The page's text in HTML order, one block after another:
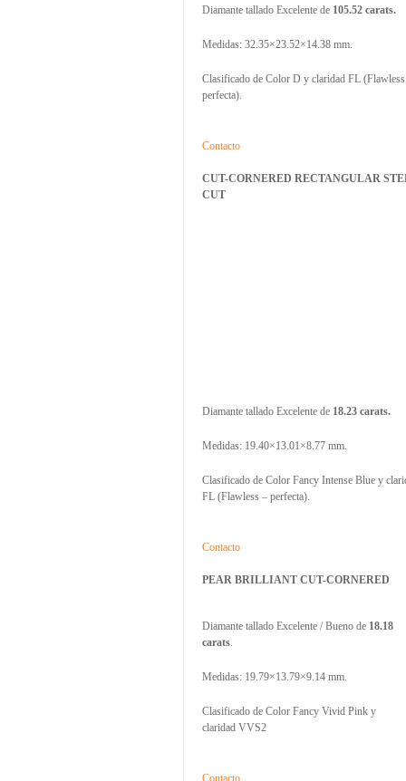
Diamante tallado Excelente de 105.52 carats.
Medidas: 32.35×23.52×14.38 mm.
Clasificado de Color D y claridad FL
perfecta).
Contacto
CUT-CORNERED RECTANGULAR
CUT
Diamante tallado Excelente de 18.23 carats.
Medidas: 19.40×13.01×8.77 mm.
Clasificado de Color Fancy Intense Blue y
FL (Flawless – perfecta).
Contacto
PEAR BRILLIANT CUT-CORNERED
Diamante tallado Excelente / Bueno de 18.18
carats.
Medidas: 19.79×13.79×9.14 mm.
Clasificado de Color Fancy Vivid Pink y
claridad VVS2
Contacto